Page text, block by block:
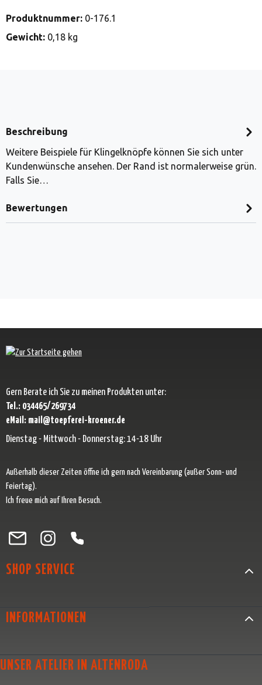
Produktnummer: 0-176.1
Gewicht: 0,18 kg
Beschreibung
Weitere Beispiele für Klingelknöpfe können Sie sich unter
Kundenwünsche ansehen. Der Rand ist normalerweise grün.
Falls Sie…
Bewertungen
Gern Berate ich Sie zu meinen Produkten unter:
Tel.: 034465/269734
eMail: mail@toepferei-kroener.de
Dienstag - Mittwoch - Donnerstag: 14-18 Uhr
Außerhalb dieser Zeiten öffne ich gern nach Vereinbarung (außer Sonn- und
Feiertag).
Ich freue mich auf Ihren Besuch.
Besuche uns auf Facebook – öffnet in neuem Tab (externer Link)
Schau auf Instagram vorbei – öffnet in neuem Tab (externer Link)
Lass dich auf Pinterest inspirieren – öffnet in neuem Tab
Folge uns auf X – öffnet in neuem Tab (externer Link)
SHOP SERVICE
INFORMATIONEN
UNSER ATELIER IN ALTENRODA